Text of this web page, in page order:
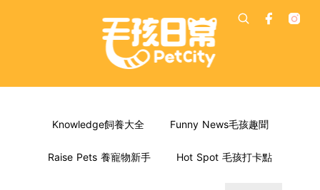
Knowledge飼養大全 Funny News毛孩趣聞
Raise Pets 養寵物新手 Hot Spot 毛孩打卡點